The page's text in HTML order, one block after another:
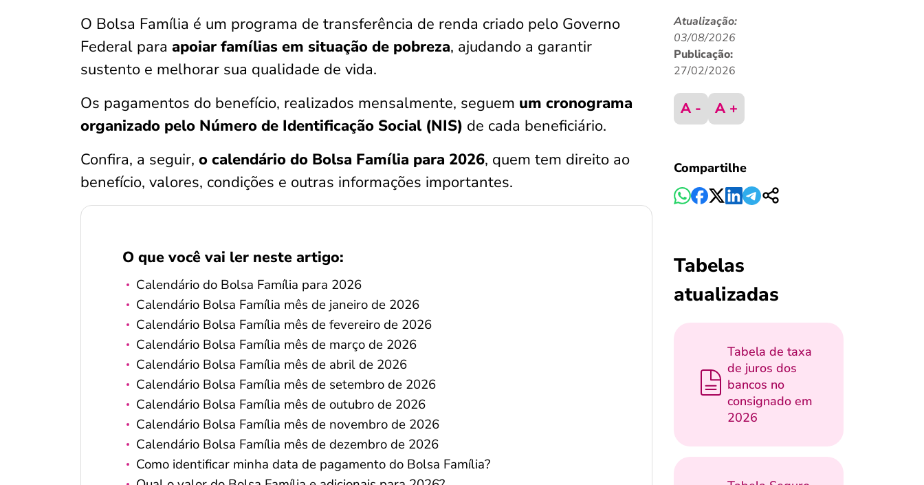
O Bolsa Família é um programa de transferência de renda criado pelo Governo
Federal para apoiar famílias em situação de pobreza, ajudando a garantir
sustento e melhorar sua qualidade de vida.
Os pagamentos do benefício, realizados mensalmente, seguem um cronograma
organizado pelo Número de Identificação Social (NIS) de cada beneficiário.
Confira, a seguir, o calendário do Bolsa Família para 2026, quem tem direito ao
benefício, valores, condições e outras informações importantes.
O que você vai ler neste artigo:
Calendário do Bolsa Família para 2026
Calendário Bolsa Família mês de janeiro de 2026
Calendário Bolsa Família mês de fevereiro de 2026
Calendário Bolsa Família mês de março de 2026
Calendário Bolsa Família mês de abril de 2026
Calendário Bolsa Família mês de setembro de 2026
Calendário Bolsa Família mês de outubro de 2026
Calendário Bolsa Família mês de novembro de 2026
Calendário Bolsa Família mês de dezembro de 2026
Como identificar minha data de pagamento do Bolsa Família?
Atualização:
03/08/2026
Publicação:
27/02/2026
A - A +
Compartilhe
Tabelas
atualizadas
Tabela de taxa
de juros dos
bancos no
consignado em
2026